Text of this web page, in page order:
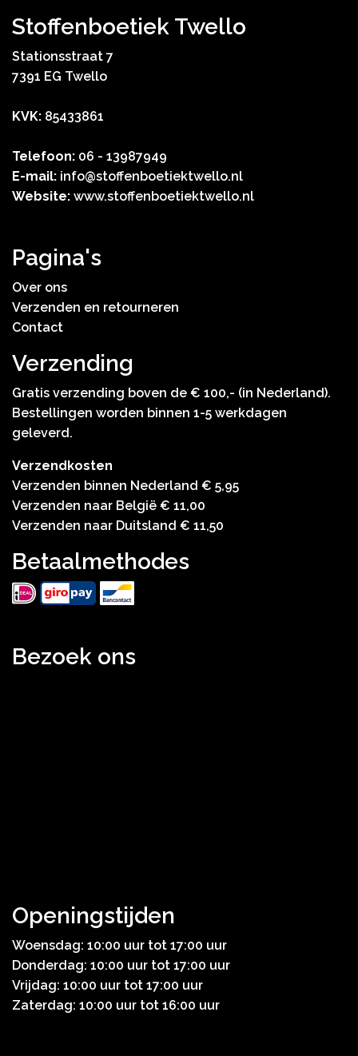
Stoffenboetiek Twello
Stationsstraat 7
7391 EG Twello
KVK: 85433861
Telefoon: 06 - 13987949
E-mail: info@stoffenboetiektwello.nl
Website: www.stoffenboetiektwello.nl
Pagina's
Over ons
Verzenden en retourneren
Contact
Verzending
Gratis verzending boven de € 100,- (in Nederland).
Bestellingen worden binnen 1-5 werkdagen
geleverd.
Verzendkosten
Verzenden binnen Nederland € 5,95
Verzenden naar België € 11,00
Verzenden naar Duitsland € 11,50
Betaalmethodes
Bezoek ons
Openingstijden
Woensdag: 10:00 uur tot 17:00 uur
Donderdag: 10:00 uur tot 17:00 uur
Vrijdag: 10:00 uur tot 17:00 uur
Zaterdag: 10:00 uur tot 16:00 uur